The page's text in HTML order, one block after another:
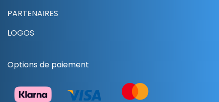
PARTENAIRES
LOGOS
Options de paiement